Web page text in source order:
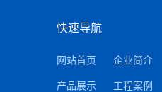
快速导航
网站首页 企业简介
产品展示 工程案例